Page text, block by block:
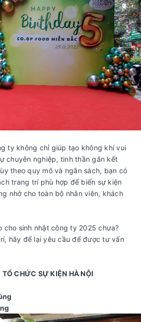
ty không chỉ giúp tạo không khí vui
chuyên nghiệp, tinh thần gắn kết
theo quy mô và ngân sách, bạn có
trang trí phù hợp để biến sự kiện
nhớ cho toàn bộ nhân viên, khách
cho sinh nhật công ty 2025 chưa?
hãy để lại yêu cầu để được tư vấn
CHỨC SỰ KIỆN HÀ NỘI